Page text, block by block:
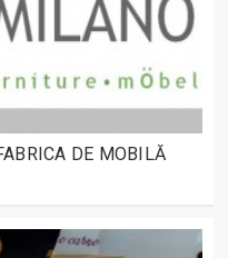
DE MOBILĂ